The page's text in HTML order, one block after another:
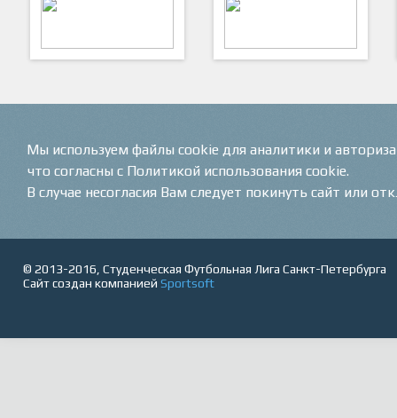
© 2013-2016, Студенческая Футбольная Лига Санкт-Петербурга
Сайт создан компанией Sportsoft
Мы используем файлы cookie для аналитики и
что согласны с Политикой использования cookie.
В случае несогласия Вам следует покинуть сайт или